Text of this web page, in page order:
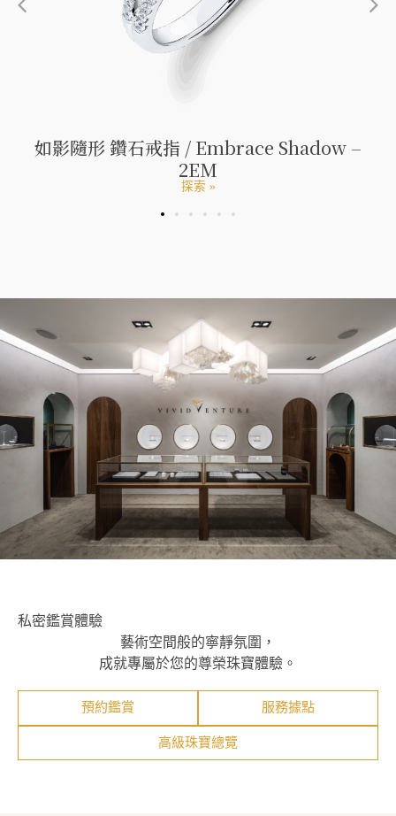
如影隨形 鑽石戒指 / Embrace Shadow –
2EM
探索 »
私密鑑賞體驗
藝術空間般的寧靜氛圍，
成就專屬於您的尊榮珠寶體驗。
預約鑑賞 服務據點
高級珠寶總覽